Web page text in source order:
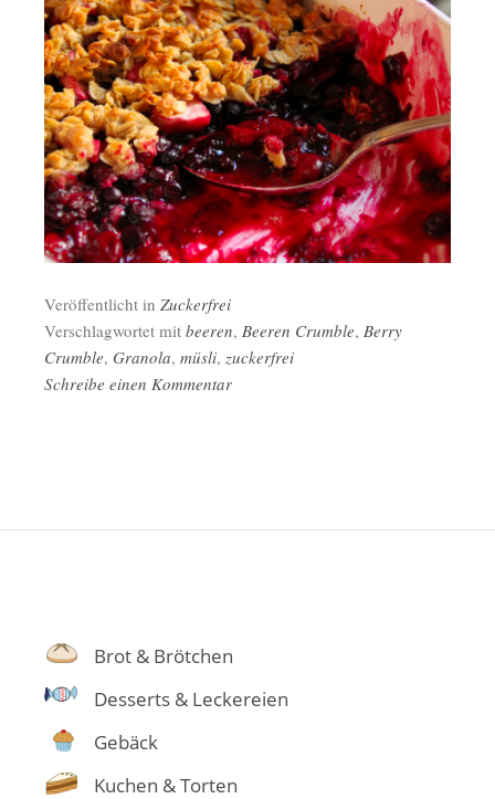
Veröffentlicht in Zuckerfrei
Verschlagwortet mit beeren, Beeren Crumble, Berry
Crumble, Granola, müsli, zuckerfrei
Schreibe einen Kommentar
Brot & Brötchen
Desserts & Leckereien
Gebäck
Kuchen & Torten